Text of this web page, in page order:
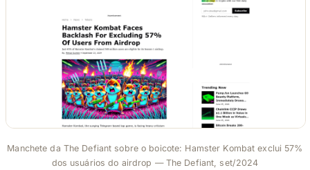
Manchete da The Defiant sobre o boicote: Hamster Kombat exclui 57%
dos usuários do airdrop — The Defiant, set/2024